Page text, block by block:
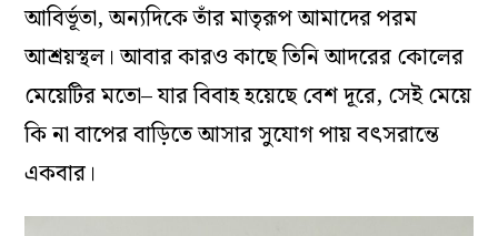
আবির্ভূতা, অন্যদিকে তাঁর মাতৃরূপ আমাদের পরম
আশ্রয়স্থল।আবার কারও কাছে তিনি আদরের কোলের
মেয়েটির মতো– যার বিবাহ হয়েছে বেশ দূরে, সেই মেয়ে
কি না বাপের বাড়িতে আসার সুযোগ পায় বৎসরান্তে
একবার।